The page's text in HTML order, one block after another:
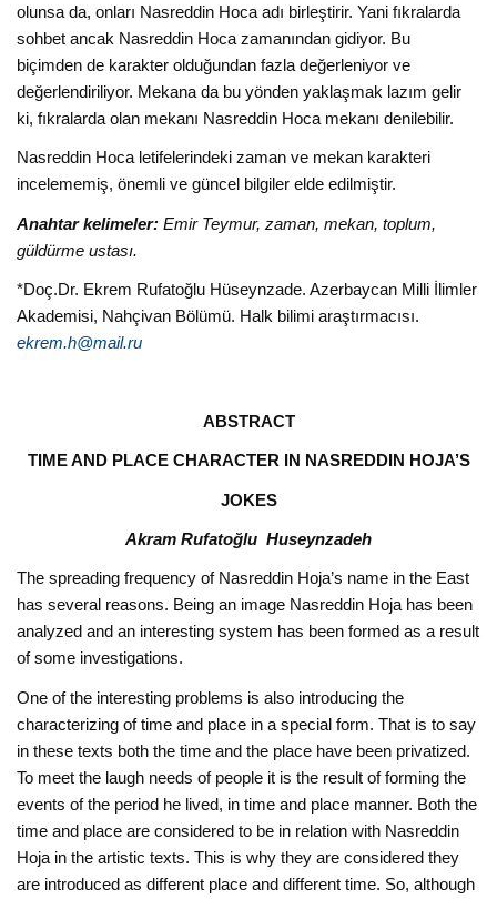
olunsa da, onları Nasreddin Hoca adı birleştirir. Yani fıkralarda
sohbet ancak Nasreddin Hoca zamanından gidiyor. Bu
biçimden de karakter olduğundan fazla değerleniyor ve
değerlendiriliyor. Mekana da bu yönden yaklaşmak lazım gelir
ki, fıkralarda olan mekanı Nasreddin Hoca mekanı denilebilir.
Nasreddin Hoca letifelerindeki zaman ve mekan karakteri
incelememiş, önemli ve güncel bilgiler elde edilmiştir.
Anahtar kelimeler:Emir Teymur, zaman, mekan, toplum,
güldürme ustası.
*Doç.Dr. Ekrem Rufatoğlu Hüseynzade. Azerbaycan Milli İlimler
Akademisi, Nahçivan Bölümü. Halk bilimi araştırmacısı.
ekrem.h@mail.ru
ABSTRACT
TIME AND PLACE CHARACTER IN NASREDDIN HOJA’S
JOKES
Akram Rufatoğlu Huseynzadeh
The spreading frequency of Nasreddin Hoja’s name in the East
has several reasons. Being an image Nasreddin Hoja has been
analyzed and an interesting system has been formed as a result
of some investigations.
One of the interesting problems is also introducing the
characterizing of time and place in a special form. That is to say
in these texts both the time and the place have been privatized.
To meet the laugh needs of people it is the result of forming the
events of the period he lived, in time and place manner. Both the
time and place are considered to be in relation with Nasreddin
Hoja in the artistic texts. This is why they are considered they
are introduced as different place and different time. So, although